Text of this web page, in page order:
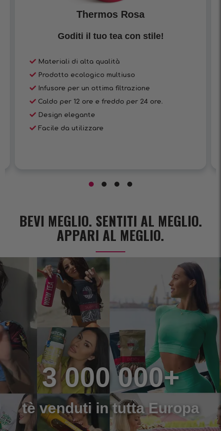
Thermos Rosa
Goditi il tuo tea con stile!
Materiali di alta qualità
Prodotto ecologico multiuso
Infusore per un ottima filtrazione
Caldo per 12 ore e freddo per 24 ore.
Design elegante
Facile da utilizzare
BEVI MEGLIO. SENTITI AL MEGLIO.
APPARI AL MEGLIO.
3 000 000+
tè venduti in tutta Europa